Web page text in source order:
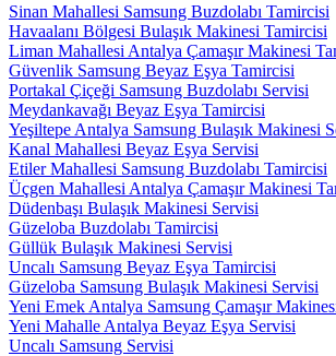
Sinan Mahallesi Samsung Buzdolabı Tamircisi
Havaalanı Bölgesi Bulaşık Makinesi Tamircisi
Liman Mahallesi Antalya Çamaşır Makinesi
Güvenlik Samsung Beyaz Eşya Tamircisi
Portakal Çiçeği Samsung Buzdolabı Servisi
Meydankavağı Beyaz Eşya Tamircisi
Yeşiltepe Antalya Samsung Bulaşık Makinesi
Kanal Mahallesi Beyaz Eşya Servisi
Etiler Mahallesi Samsung Buzdolabı Tamircisi
Üçgen Mahallesi Antalya Çamaşır Makinesi
Düdenbaşı Bulaşık Makinesi Servisi
Güzeloba Buzdolabı Tamircisi
Güllük Bulaşık Makinesi Servisi
Uncalı Samsung Beyaz Eşya Tamircisi
Güzeloba Samsung Bulaşık Makinesi Servisi
Yeni Emek Antalya Samsung Çamaşır
Yeni Mahalle Antalya Beyaz Eşya Servisi
Uncalı Samsung Servisi